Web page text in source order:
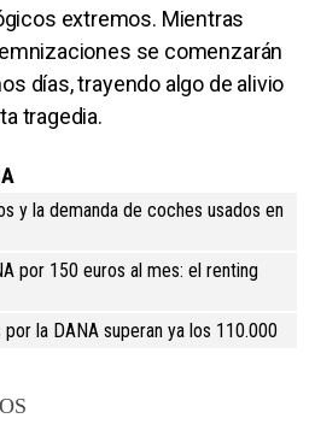
extremos. Mientras
se comenzarán
días, trayendo algo de alivio
tragedia.
y la demanda de coches usados en
por 150 euros al mes: el renting
la DANA superan ya los 110.000